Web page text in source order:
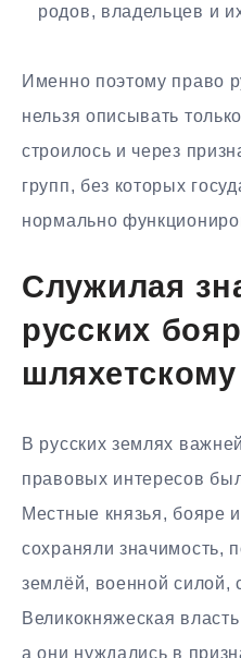
родов, владельцев и
Именно поэтому право
нельзя описывать
строилось и через
групп, без которых
нормально
Служилая
русских
В русских землях
правовых интересов
Местные князья, бояре
сохраняли значимость,
землёй, военной силой,
Великокняжеская
а они нуждались в